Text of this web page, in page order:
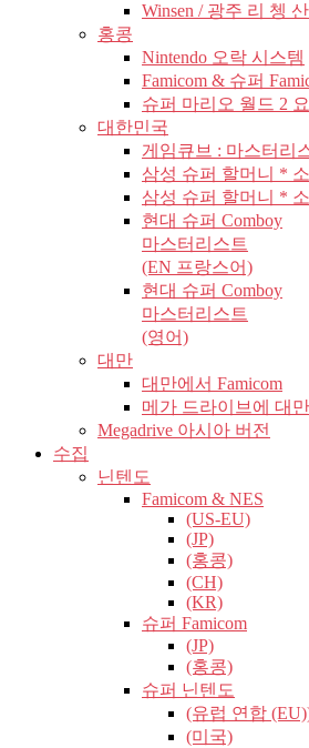
Winsen / 광주 리 쳉
홍콩
Nintendo 오락 시스템
Famicom & 슈퍼
슈퍼 마리오 월드 2
대한민국
게임큐브 : 마스터리
삼성 슈퍼 할머니 *
삼성 슈퍼 할머니 *
현대 슈퍼 Comboy
마스터리스트
(EN 프랑스어)
현대 슈퍼 Comboy
마스터리스트
(영어)
대만
대만에서 Famicom
메가 드라이브에 대
Megadrive 아시아 버전
수집
닌텐도
Famicom & NES
(US-EU)
(JP)
(홍콩)
(CH)
(KR)
슈퍼 Famicom
(JP)
(홍콩)
슈퍼 닌텐도
(유럽​​ 연합
(미국)